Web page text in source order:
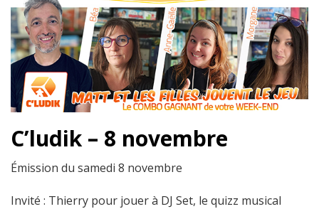
C’ludik – 8 novembre
Émission du samedi 8 novembre
Invité : Thierry pour jouer à DJ Set, le quizz musical